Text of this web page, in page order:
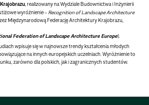
, realizowany na Wydziale Budownictwa i Inżynierii
wyróżnienie – Recognition of Landscape Architecture
Międzynarodową Federację Architektury Krajobrazu,
Federation of Landscape Architecture Europe).
wpisuje się w najnowsze trendy kształcenia młodych
na innych europejskich uczelniach. Wyróżnienie to
zarówno dla polskich, jak i zagranicznych studentów.